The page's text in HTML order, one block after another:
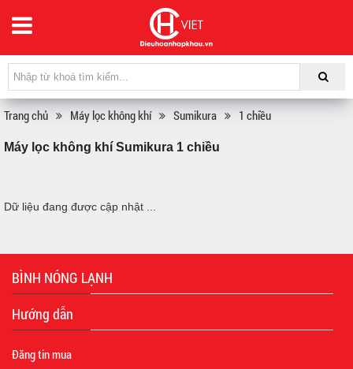
Trang chủ Máy lọc không khí Sumikura 1 chiều
Máy lọc không khí Sumikura 1 chiều
Dữ liệu đang được cập nhật ...
BÌNH NÓNG LẠNH
Hướng dẫn
Đăng tin mua